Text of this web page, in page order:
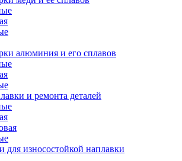
алюминия и его сплавов
и ремонта деталей
износостойкой наплавки